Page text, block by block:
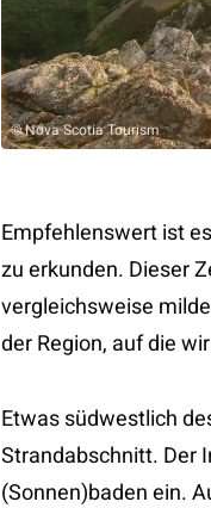
© Nova Scotia Tourism
Empfehlenswert ist
zu erkunden. Dieser
vergleichsweise
der Region, auf die
Etwas südwestlich
Strandabschnitt. Der
(Sonnen)baden ein.